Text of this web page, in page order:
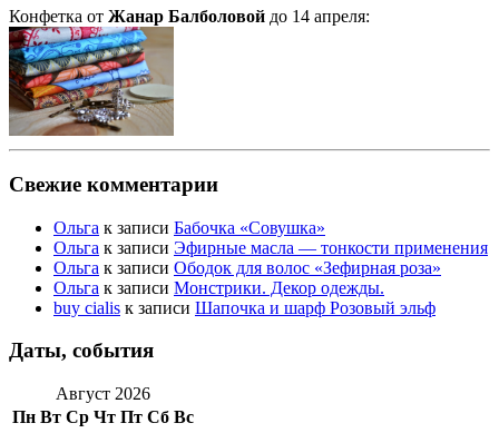
Конфетка от Жанар Балболовой до 14 апреля:
Свежие комментарии
Ольга к записи Бабочка «Совушка»
Ольга к записи Эфирные масла — тонкости применения
Ольга к записи Ободок для волос «Зефирная роза»
Ольга к записи Монстрики. Декор одежды.
buy cialis к записи Шапочка и шарф Розовый эльф
Даты, события
Август 2026
Пн Вт Ср Чт Пт Сб Вс